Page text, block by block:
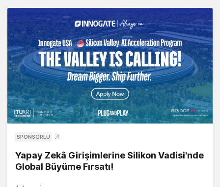
SPONSORLU
Yapay Zekâ Girişimlerine Silikon Vadisi'nde
Global Büyüme Fırsatı!